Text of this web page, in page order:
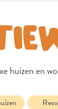
huizen en
LINK